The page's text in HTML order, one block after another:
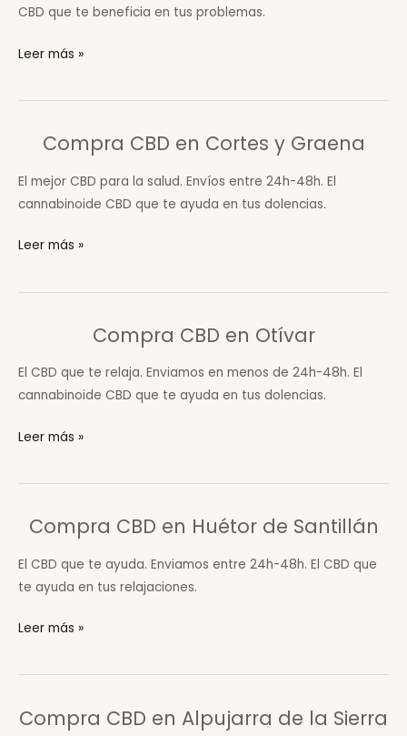
CBD que te beneficia en tus problemas.
Compra
en
Leer más »
Compra CBD en Cortes y Graena
El mejor CBD para la salud. Envíos entre 24h-48h. El
cannabinoide CBD que te ayuda en tus dolencias.
Compra
en
Leer más »
Compra CBD en Otívar
El CBD que te relaja. Enviamos en menos de 24h-48h. El
cannabinoide CBD que te ayuda en tus dolencias.
Compra
en
Leer más »
Compra CBD en Huétor de Santillán
El CBD que te ayuda. Enviamos entre 24h-48h. El CBD que
te ayuda en tus relajaciones.
Compra
en
de
Leer más »
Compra CBD en Alpujarra de la Sierra